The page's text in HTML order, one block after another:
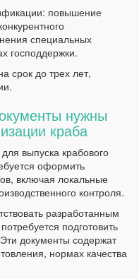
повышение
специальных
господдержки.
срок до трех лет,
нужны
краба
выпуска крабового
оформить
включая локальные
контроля.
разработанным
подготовить
документы содержат
нормах качества